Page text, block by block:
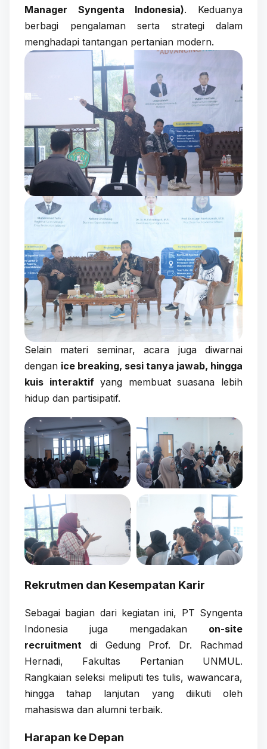
Manager Syngenta Indonesia). Keduanya
berbagi pengalaman serta strategi dalam
menghadapi tantangan pertanian modern.
Selain materi seminar, acara juga diwarnai
dengan ice breaking, sesi tanya jawab, hingga
kuis interaktifyang membuat suasana lebih
hidup dan partisipatif.
Rekrutmen dan Kesempatan Karir
Sebagai bagian dari kegiatan ini, PT Syngenta
Indonesia juga mengadakan on-site
recruitment di Gedung Prof. Dr. Rachmad
Hernadi, Fakultas Pertanian UNMUL.
Rangkaian seleksi meliputi tes tulis, wawancara,
hingga tahap lanjutan yang diikuti oleh
mahasiswa dan alumni terbaik.
Harapan ke Depan